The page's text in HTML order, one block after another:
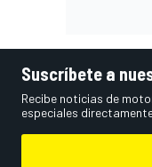
Suscríbete a
Recibe noticias de
especiales